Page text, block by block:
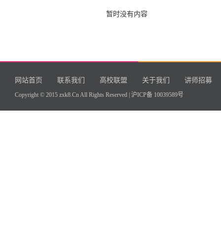
暂时没有内容
网站首页 联系我们 高校联盟 关于我们 讲师招募
Copyright © 2015 zxk8.Cn All Rights Reserved | 沪ICP备 10039589号